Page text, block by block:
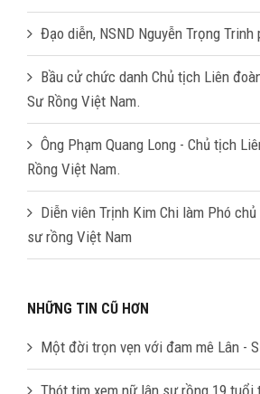
Đạo diễn, NSND Nguyễn Trọng Trinh
Bầu cử chức danh Chủ tịch Liên
Sư Rồng Việt Nam.
Ông Phạm Quang Long - Chủ tịch
Rồng Việt Nam.
Diễn viên Trịnh Kim Chi làm Phó
sư rồng Việt Nam
NHỮNG TIN CŨ HƠN
Một đời trọn vẹn với đam mê Lân -
Thót tim xem nữ lân sư rồng 19 tuổi